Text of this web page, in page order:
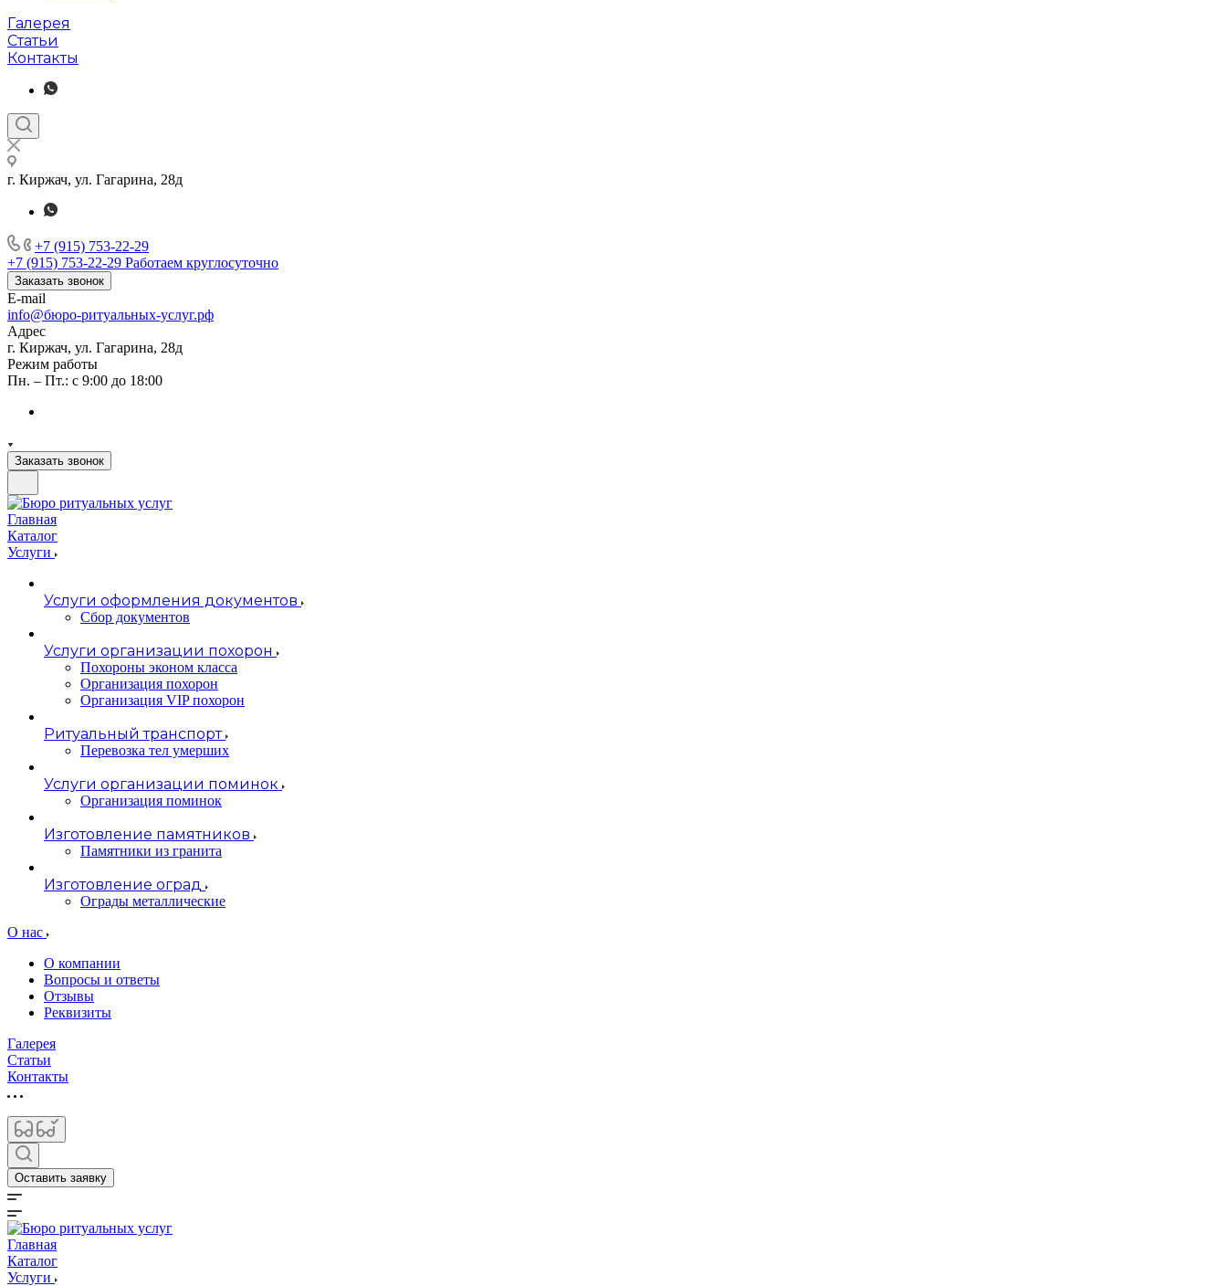
Галерея
Статьи
Контакты
г. Киржач, ул. Гагарина, 28д
+7 (915) 753-22-29
+7 (915) 753-22-29 Работаем круглосуточно
Заказать звонок
E-mail
info@бюро-ритуальных-услуг.рф
Адрес
г. Киржач, ул. Гагарина, 28д
Режим работы
Пн. – Пт.: с 9:00 до 18:00
Заказать звонок
Главная
Каталог
Услуги
Услуги оформления документов
Сбор документов
Услуги организации похорон
Похороны эконом класса
Организация похорон
Организация VIP похорон
Ритуальный транспорт
Перевозка тел умерших
Услуги организации поминок
Организация поминок
Изготовление памятников
Памятники из гранита
Изготовление оград
Ограды металлические
О нас
О компании
Вопросы и ответы
Отзывы
Реквизиты
Галерея
Статьи
Контакты
Оставить заявку
Главная
Каталог
Услуги